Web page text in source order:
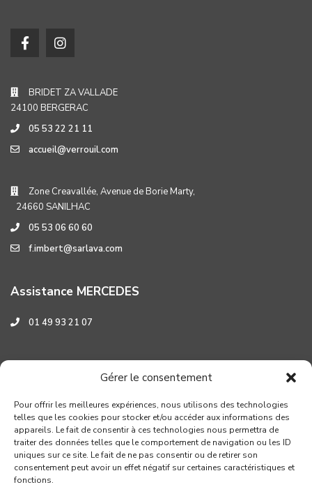
Gérer le consentement
Pour offrir les meilleures expériences, nous utilisons des technologies
telles que les cookies pour stocker et/ou accéder aux informations des
appareils. Le fait de consentir à ces technologies nous permettra de
traiter des données telles que le comportement de navigation ou les ID
uniques sur ce site. Le fait de ne pas consentir ou de retirer son
consentement peut avoir un effet négatif sur certaines caractéristiques et
fonctions.
BRIDET ZA VALLADE
24100 BERGERAC
05 53 22 21 11
accueil@verrouil.com
Zone Creavallée, Avenue de Borie Marty,
24660 SANILHAC
05 53 06 60 60
f.imbert@sarlava.com
Assistance MERCEDES
01 49 93 21 07
Assistance HYUNDAI